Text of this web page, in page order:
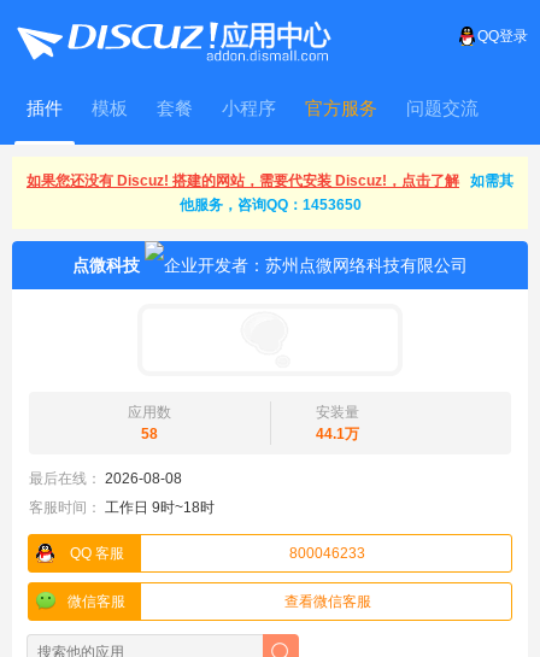
QQ登录
插件 模板 套餐 小程序 官方服务 问题交流
WitFrame
如果您还没有 Discuz! 搭建的网站，需要代安装 Discuz!，点击了解
如需其
他服务，咨询QQ：1453650
点微科技
应用数
58
安装量
44.1万
最后在线： 2026-08-08
客服时间： 工作日 9时~18时
QQ 客服 800046233
微信客服 查看微信客服